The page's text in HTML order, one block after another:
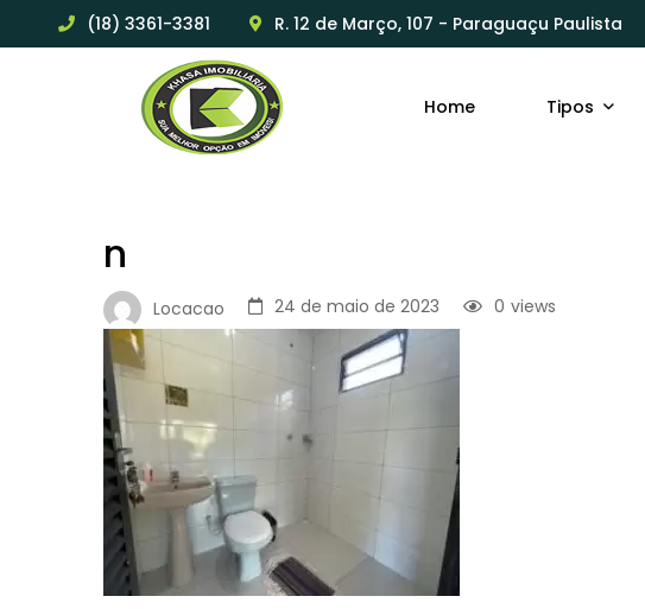
(18) 3361-3381 R. 12 de Março, 107 - Paraguaçu Paulista
Home Tipos
n
Locacao 24 de maio de 2023 views
0